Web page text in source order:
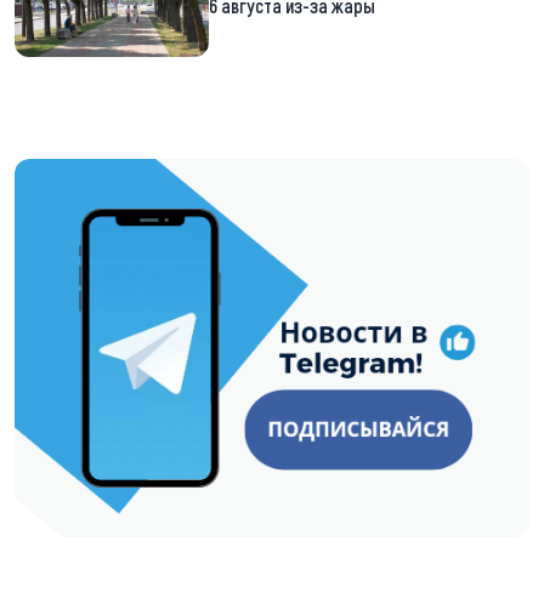
6 августа из-за жары
https://t.me/minskctvby